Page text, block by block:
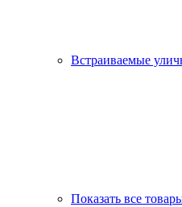
Встраиваемые
Показать все